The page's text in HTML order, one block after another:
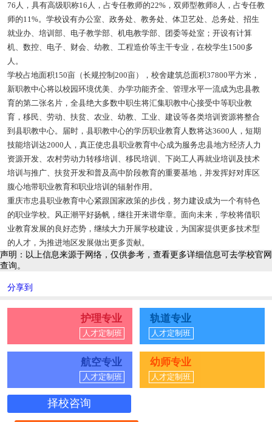
76人，具有高级职称16人，占专任教师的22%，双师型教师8人，占专任教
师的11%。学校设有办公室、政务处、教务处、体卫艺处、总务处、招生
就业办、培训部、电子教学部、机电教学部、团委等处室；开设有计算
机、数控、电子、财会、幼教、工程造价等主干专业，在校学生1500多
人。
学校占地面积150亩（长规控制200亩），校舍建筑总面积37800平方米，
新职教中心将以校园环境优美、办学功能齐全、管理水平一流成为忠县教
育的第二张名片，全县绝大多数中职生将汇集职教中心接受中等职业教
育，移民、劳动、扶贫、农业、幼教、工业、建设等各类培训资源将整合
到县职教中心。届时，县职教中心的学历职业教育人数将达3600人，短期
技能培训达2000人，真正使忠县职业教育中心成为服务忠县地方经济人力
资源开发、农村劳动力转移培训、移民培训、下岗工人再就业培训及技术
培训与推广、扶贫开发和普及高中阶段教育的重要基地，并发挥好对库区
腹心地带职业教育和职业培训的辐射作用。
重庆市忠县职业教育中心紧跟国家政策的步伐，努力建设成为一个有特色
的职业学校。风正潮平好扬帆，继往开来谱华章。面向未来，学校将借职
业教育发展的良好态势，继续大力开展学校建设，为国家提供更多技术型
的人才，为推进地区发展做出更多贡献。
声明：以上信息来源于网络，仅供参考，查看更多详细信息可去学校官网
查询。
分享到
护理专业
人才定制班
轨道专业
人才定制班
航空专业
人才定制班
幼师专业
人才定制班
择校咨询